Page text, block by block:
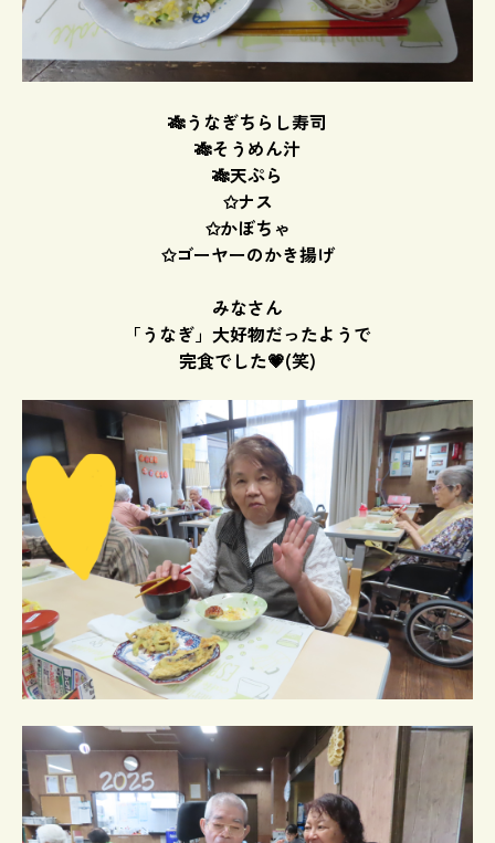
🎋うなぎちらし寿司
🎋そうめん汁
🎋天ぷら
✩ナス
✩かぼちゃ
✩ゴーヤーのかき揚げ
みなさん
「うなぎ」大好物だったようで
完食でした💗(笑)